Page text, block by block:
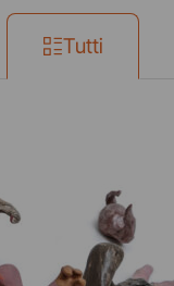
Tutti